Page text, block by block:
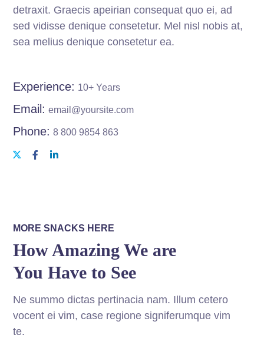
detraxit. Graecis apeirian consequat quo ei, ad
sed vidisse denique consetetur. Mel nisl nobis at,
sea melius denique consetetur ea.
Experience: 10+ Years
Email: email@yoursite.com
Phone: 8 800 9854 863
MORE SNACKS HERE
How Amazing We are
You Have to See
Ne summo dictas pertinacia nam. Illum cetero
vocent ei vim, case regione signiferumque vim
te.